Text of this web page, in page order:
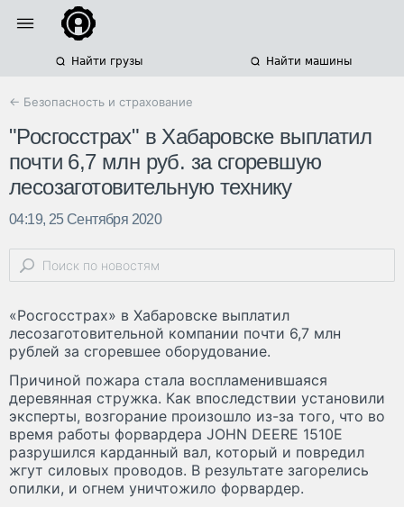
Найти грузы Найти машины
← Безопасность и страхование
"Росгосстрах" в Хабаровске выплатил
почти 6,7 млн руб. за сгоревшую
лесозаготовительную технику
04:19, 25 Сентября 2020
«Росгосстрах» в Хабаровске выплатил
лесозаготовительной компании почти 6,7 млн
рублей за сгоревшее оборудование.
Причиной пожара стала воспламенившаяся
деревянная стружка. Как впоследствии установили
эксперты, возгорание произошло из-за того, что во
время работы форвардера JOHN DEERE 1510E
разрушился карданный вал, который и повредил
жгут силовых проводов. В результате загорелись
опилки, и огнем уничтожило форвардер.